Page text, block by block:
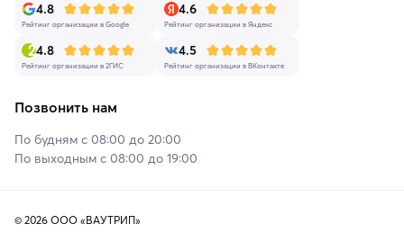
4.8
Рейтинг организации в Google
4.6
Рейтинг организации в Яндекс
4.8
Рейтинг организации в 2ГИС
4.5
Рейтинг организации в ВКонтакте
Позвонить нам
По будням с 08:00 до 20:00
По выходным с 08:00 до 19:00
© 2026 ООО «ВАУТРИП»